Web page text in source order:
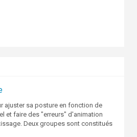
ajuster sa posture en fonction de
et faire des "erreurs" d'animation
Deux groupes sont constitués